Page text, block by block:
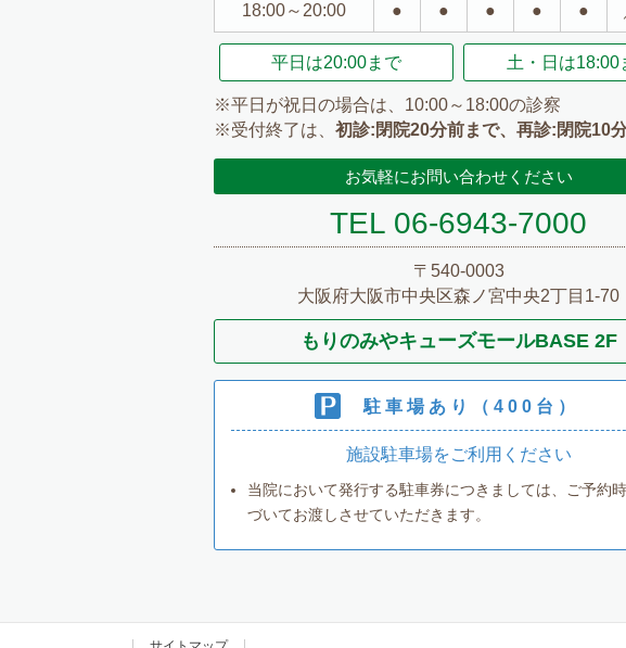
18:00～20:00 ● ● ● ● ●
平日は20:00まで 土・日は18:00
※平日が祝日の場合は、10:00～18:00の診察
※受付終了は、 初診:閉院20分前まで、再診:閉院10
お気軽にお問い合わせください
TEL 06-6943-7000
〒540-0003
大阪府大阪市中央区森ノ宮中央2丁目1-70
もりのみやキューズモールBASE 2F
駐車場あり（400台）
施設駐車場をご利用ください
当院において発行する駐車券につきましては、ご予約
づいてお渡しさせていただきます。